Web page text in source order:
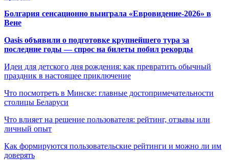
Болгария сенсационно выиграла «Евровидение-2026» в
Вене
Oasis объявили о подготовке крупнейшего тура за
последние годы — спрос на билеты побил рекорды
Идеи для детского дня рождения: как превратить обычный
праздник в настоящее приключение
Что посмотреть в Минске: главные достопримечательности
столицы Беларуси
Что влияет на решение пользователя: рейтинг, отзывы или
личный опыт
Как формируются пользовательские рейтинги и можно ли им
доверять